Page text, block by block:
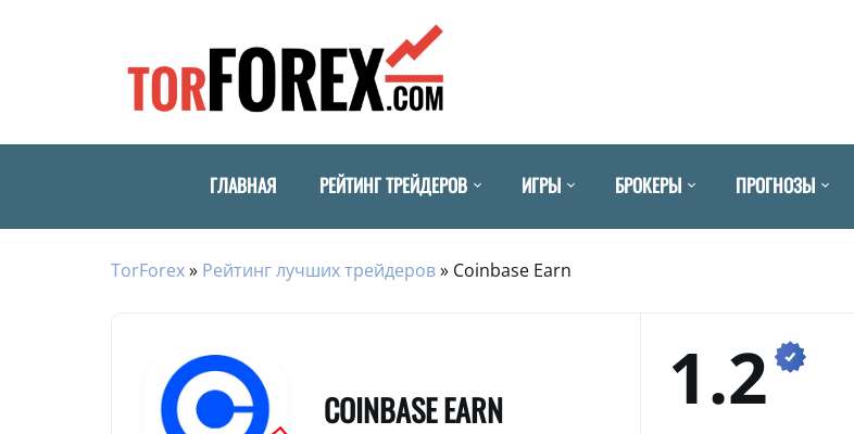
ГЛАВНАЯ РЕЙТИНГ ТРЕЙДЕРОВ ИГРЫ БРОКЕРЫ ПРОГНОЗЫ
TorForex» Рейтинг лучших трейдеров» Coinbase Earn
COINBASE EARN 1.2